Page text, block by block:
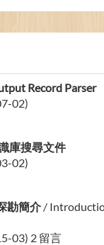
Record Parser
02)
庫搜尋文件
02)
勘簡介 /
03) 2 留言